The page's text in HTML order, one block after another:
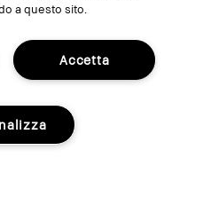
DEL SITO
PRIVACY
a questo sito.
Accetta